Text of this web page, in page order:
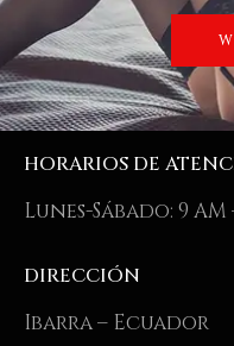
HORARIOS DE
Lunes-Sábado: 9 AM
DIRECCIÓN
Ibarra – Ecuador